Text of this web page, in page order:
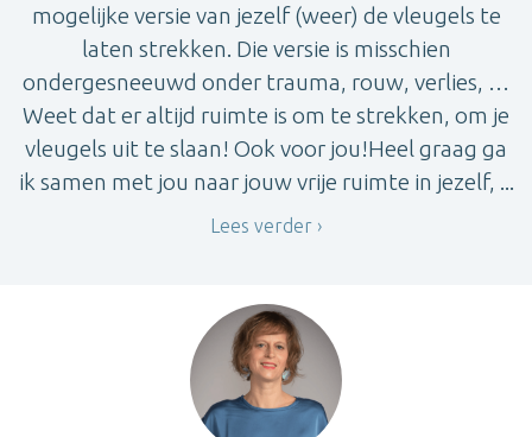
mogelijke versie van jezelf (weer) de vleugels te
laten strekken. Die versie is misschien
ondergesneeuwd onder trauma, rouw, verlies, …
Weet dat er altijd ruimte is om te strekken, om je
vleugels uit te slaan! Ook voor jou!Heel graag ga
ik samen met jou naar jouw vrije ruimte in jezelf, ...
Lees verder